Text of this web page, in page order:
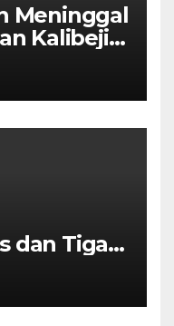
Meninggal
Kalibeji,
Ada
dan Tiga
Warga